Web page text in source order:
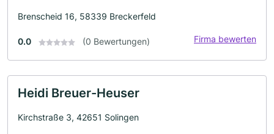
Brenscheid 16, 58339 Breckerfeld
0.0 (0 Bewertungen) Firma bewerten
Heidi Breuer-Heuser
Kirchstraße 3, 42651 Solingen